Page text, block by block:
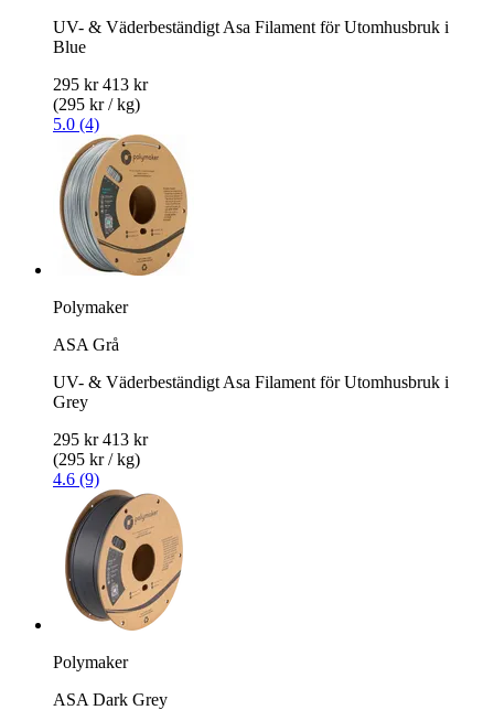
UV- & Väderbeständigt Asa Filament för Utomhusbruk i
Blue
295 kr 413 kr
(295 kr / kg)
5.0 (4)
Polymaker
ASA Grå
UV- & Väderbeständigt Asa Filament för Utomhusbruk i
Grey
295 kr 413 kr
(295 kr / kg)
4.6 (9)
Polymaker
ASA Dark Grey